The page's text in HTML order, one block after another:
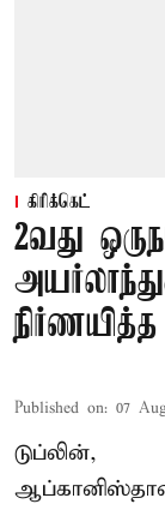
கிரிக்கெட்
2வது
Published on: 07
டுப்லின்,